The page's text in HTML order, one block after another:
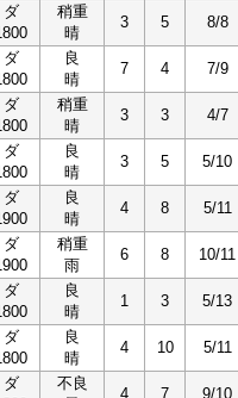
ダ
稍重
晴
3 5 8/8
ダ
良
晴
7 4 7/9
ダ
稍重
晴
3 3 4/7
ダ
良
晴
3 5 5/10
ダ
良
晴
4 8 5/11
ダ
稍重
雨
6 8 10/11
ダ
良
晴
1 3 5/13
ダ
良
晴
4 10 5/11
ダ
不良
4 7 9/10